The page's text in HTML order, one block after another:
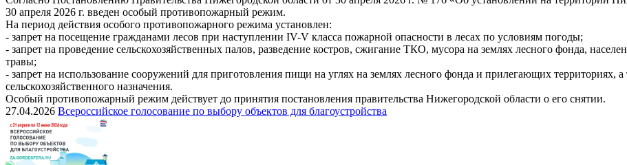
30 апреля 2026 г. введен особый противопожарный режим.
На период действия особого противопожарного режима установлен:
- запрет на посещение гражданами лесов при наступлении IV-V класса пожарной опасности в лесах по условиям погоды;
- запрет на проведение сельскохозяйственных палов, разведение костров, сжигание ТКО, мусора на землях лесного фонда,
травы;
- запрет на использование сооружений для приготовления пищи на углях на землях лесного фонда и прилегающих
сельскохозяйственного назначения.
Особый противопожарный режим действует до принятия постановления правительства Нижегородской области о его снятии.
27.04.2026 Всероссийское голосование по выбору объектов для благоустройства